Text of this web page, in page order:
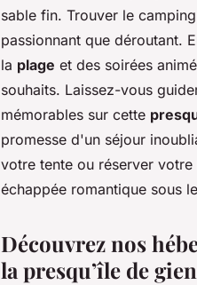
sable fin. Trouver le
passionnant que déroutant.
la plage et des soirées
souhaits. Laissez-vous
mémorables sur cette
promesse d'un séjour
votre tente ou réserver votre
échappée romantique sous
Découvrez nos
la presqu’île de